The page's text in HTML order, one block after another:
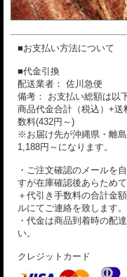
■お支払い方法について
■代金引換
配送業者： 佐川急便
備考： お支払い総額は以
商品代金合計（税込）+送
数料(432円～)
※お届け先が沖縄県・離
1,188円～になります。
・ご注文確認のメールを
すが在庫確認後あらため
＋代引き手数料の合計金
ルにてご連絡を致します。
・代金は商品到着時の配
い。
クレジットカード